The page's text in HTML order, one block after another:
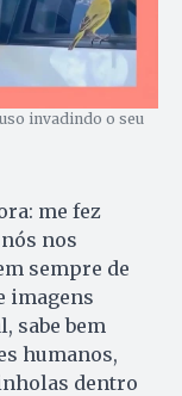
invadindo o seu
me fez
nos
sempre de
imagens
sabe bem
humanos,
dentro